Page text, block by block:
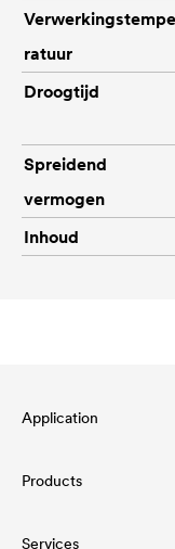
Verwerkingstempe
ratuur
Droogtijd
Spreidend
vermogen
Inhoud
Application
Bescherming
Gevel
Products
Services